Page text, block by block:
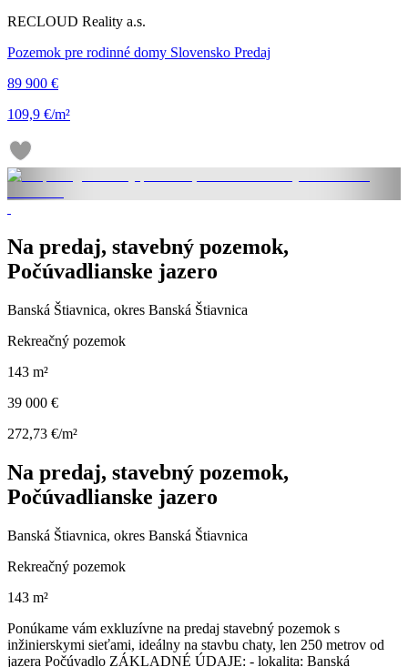
RECLOUD Reality a.s.
Pozemok pre rodinné domy Slovensko Predaj
89 900 €
109,9 €/m²
Na predaj, stavebný pozemok,
Počúvadlianske jazero
Banská Štiavnica, okres Banská Štiavnica
Rekreačný pozemok
143 m²
39 000 €
272,73 €/m²
Na predaj, stavebný pozemok,
Počúvadlianske jazero
Banská Štiavnica, okres Banská Štiavnica
Rekreačný pozemok
143 m²
Ponúkame vám exkluzívne na predaj stavebný pozemok s
inžinierskymi sieťami, ideálny na stavbu chaty, len 250 metrov od
jazera Počúvadlo ZÁKLADNÉ ÚDAJE: - lokalita: Banská